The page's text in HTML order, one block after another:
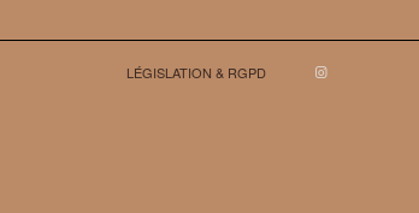
LÉGISLATION & RGPD